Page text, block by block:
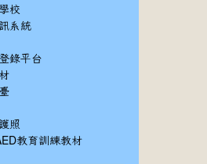
校
系統
錄平台
照
教育訓練教材